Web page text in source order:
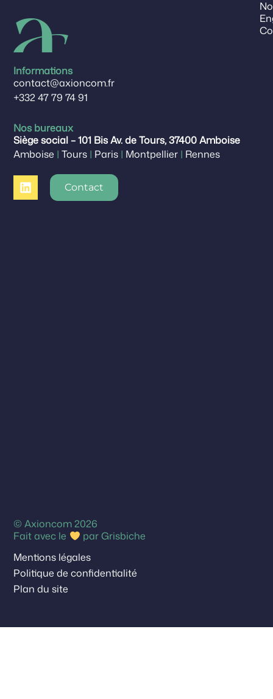
Informations
contact@axioncom.fr
+332 47 79 74 91
Nos bureaux
Siège social – 101 Bis Av. de Tours, 37400 Amboise
Amboise | Tours | Paris | Montpellier | Rennes
Contact
© Axioncom 2026
Fait avec le
parGrisbiche
Mentions légales
Politique de confidentialité
Plan du site